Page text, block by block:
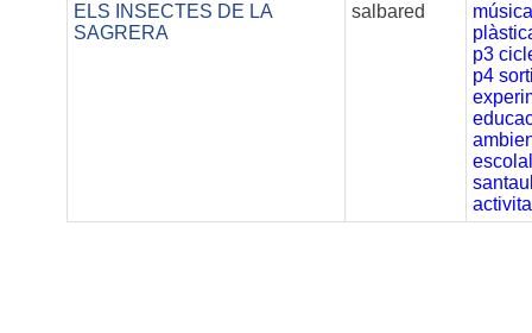
ELS INSECTES DE LA
SAGRERA
salbared
p3
p4